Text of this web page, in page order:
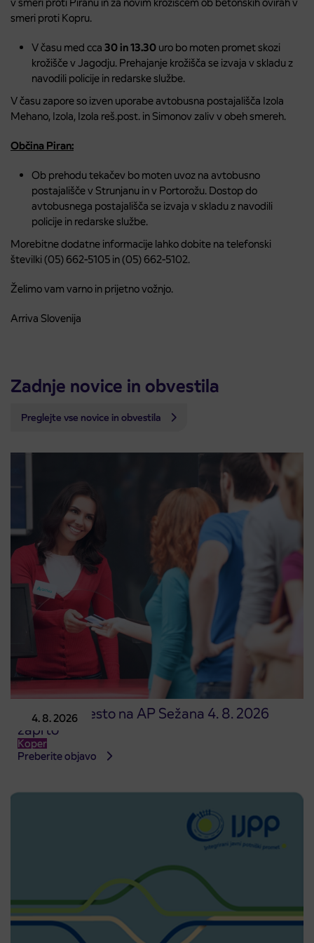
v smeri proti Piranu in za novim krožiščem ob betonskih ovirah v
smeri proti Kopru.
V času med cca 30 in 13.30 uro bo moten promet skozi
krožišče v Jagodju. Prehajanje krožišča se izvaja v skladu z
navodili policije in redarske službe.
V času zapore so izven uporabe avtobusna postajališča Izola
Mehano, Izola, Izola reš.post. in Simonov zaliv v obeh smereh.
Občina Piran:
Ob prehodu tekačev bo moten uvoz na avtobusno
postajališče v Strunjanu in v Portorožu. Dostop do
avtobusnega postajališča se izvaja v skladu z navodili
policije in redarske službe.
Morebitne dodatne informacije lahko dobite na telefonski
številki (05) 662-5105 in (05) 662-5102.
Želimo vam varno in prijetno vožnjo.
Arriva Slovenija
Zadnje novice in obvestila
Preglejte vse novice in obvestila
4. 8. 2026
Prodajno mesto na AP Sežana 4. 8. 2026
zaprto
Koper
Preberite objavo